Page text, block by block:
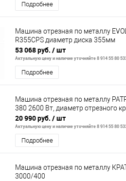
Подробнее
Машина отрезная по металлу
R355CPS диаметр диска 355мм
53 068 руб. / шт
Актуальную цену и наличие уточняйте 8 914 55 80
Подробнее
Машина отрезная по металлу
380 2600 Вт, диаметр отрезного
20 990 руб. / шт
Актуальную цену и наличие уточняйте 8 914 55 80
Подробнее
Машина отрезная по металлу
3000/400